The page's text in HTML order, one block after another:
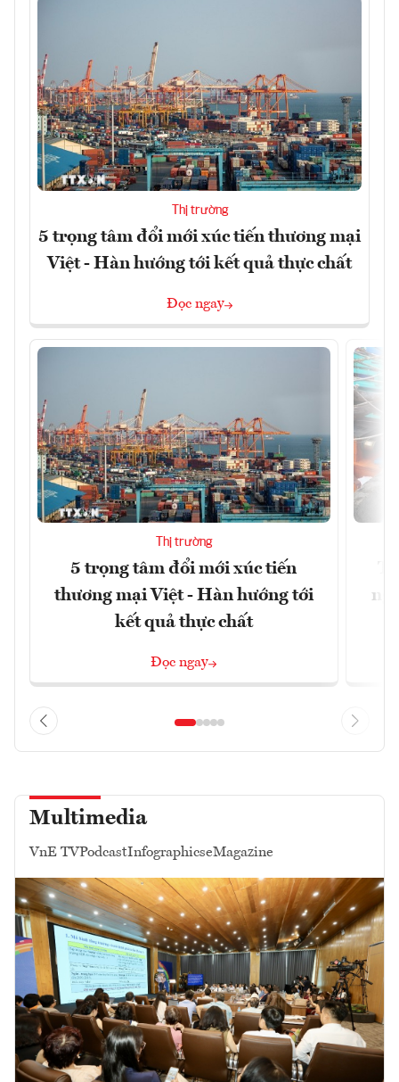
Thị trường
5 trọng tâm đổi mới xúc tiến thương mại
Việt - Hàn hướng tới kết quả thực chất
Đọc ngay
Thị trường
5 trọng tâm đổi mới xúc tiến
thương mại Việt - Hàn hướng tới
kết quả thực chất
Đọc ngay
Multimedia
VnE TVPodcastInfographicseMagazine